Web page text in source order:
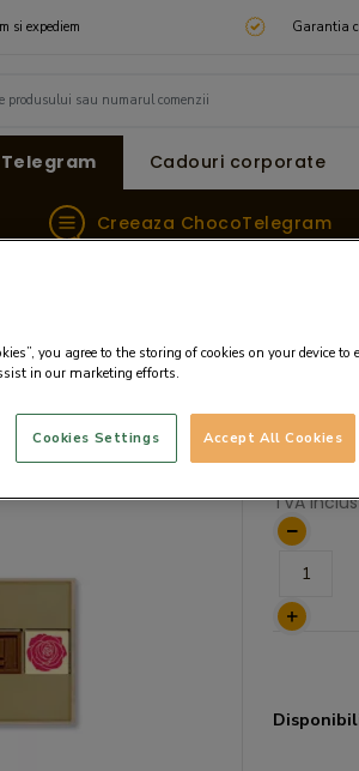
si expediem Garantia
Cadouri corporate
Creeaza ChocoTelegram
Telegrama din ciocolata cu
"Iarta-
Pret:
Pret fara
TVA inclus
you agree to the storing of cookies on your device
in our marketing efforts.
Accept All Cookies
Cookies Settings